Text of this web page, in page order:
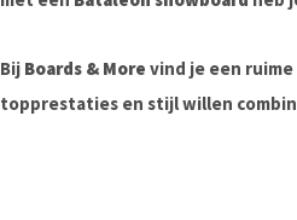
Bij Boards & More vind je een
topprestaties en stijl willen